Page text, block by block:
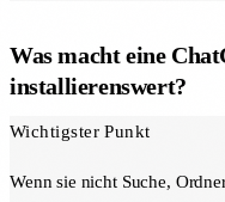
Was macht eine
installierenswert?
Wichtigster Punkt
Wenn sie nicht Suche,